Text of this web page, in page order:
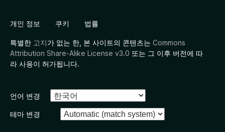
개인 정보 쿠키 법률
특별한 고지가 없는 한, 본 사이트의 콘텐츠는 Commons
Attribution Share-Alike License v3.0 또는 그 이후 버전에 따
라 사용이 허가됩니다.
언어 변경
테마 변경